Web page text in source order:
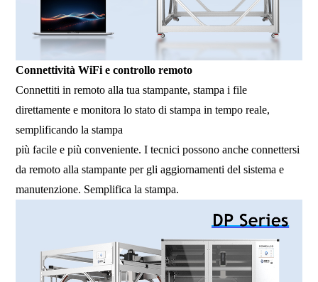
Connettività WiFi e controllo remoto
Connettiti in remoto alla tua stampante, stampa i file
direttamente e monitora lo stato di stampa in tempo reale,
semplificando la stampa
più facile e più conveniente. I tecnici possono anche connettersi
da remoto alla stampante per gli aggiornamenti del sistema e
manutenzione. Semplifica la stampa.